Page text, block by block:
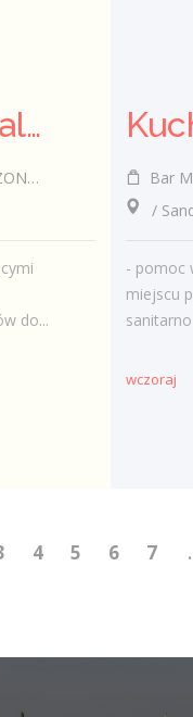
Operator robotów spawalniczych (m/k)
do...
Bar
/
- pomoc
miejscu
wczoraj
4 5 6 7